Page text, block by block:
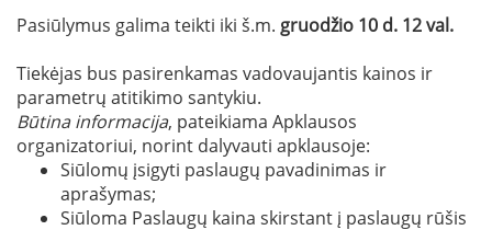
Pasiūlymus galima teikti iki š.m. gruodžio 10 d. 12 val.
Tiekėjas bus pasirenkamas vadovaujantis kainos ir
parametrų atitikimo santykiu.
Būtina informacija, pateikiama Apklausos
organizatoriui, norint dalyvauti apklausoje:
Siūlomų įsigyti paslaugų pavadinimas ir
aprašymas;
Siūloma Paslaugų kaina skirstant į paslaugų rūšis